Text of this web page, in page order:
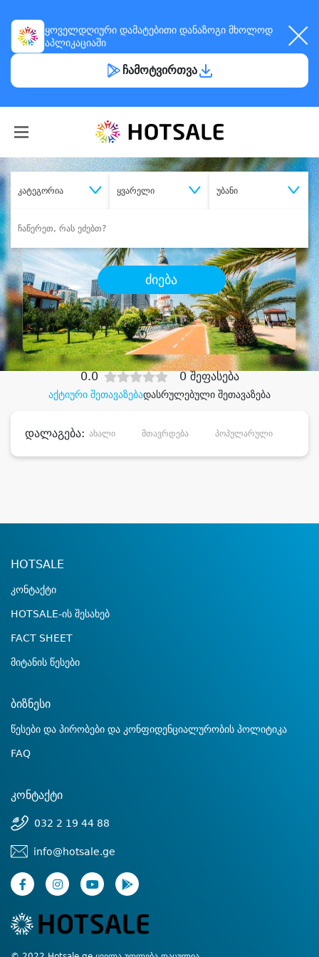
ყოველდღიური დამატებითი დანაზოგი მხოლოდ
აპლიკაციაში
ჩამოტვირთვა
კატეგორია ყვარელი უბანი
ძიება
შეიძინესასურველი მომსახურება
დიდი დანაზოგით
აქტიური შეთავაზებადასრულებული შეთავაზება
0.0 0 შეფასება
დალაგება: ახალი მთავრდება პოპულარული
HOTSALE
კონტაქტი
HOTSALE-ის შესახებ
FACT SHEET
მიტანის წესები
ბიზნესი
წესები და პირობები და კონფიდენციალურობის პოლიტიკა
FAQ
კონტაქტი
032 2 19 44 88
info@hotsale.ge